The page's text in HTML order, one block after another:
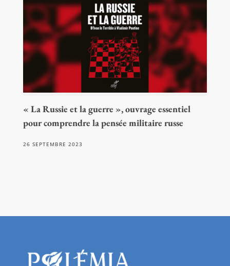
« La Russie et la guerre », ouvrage essentiel
pour comprendre la pensée militaire russe
26 SEPTEMBRE 2023